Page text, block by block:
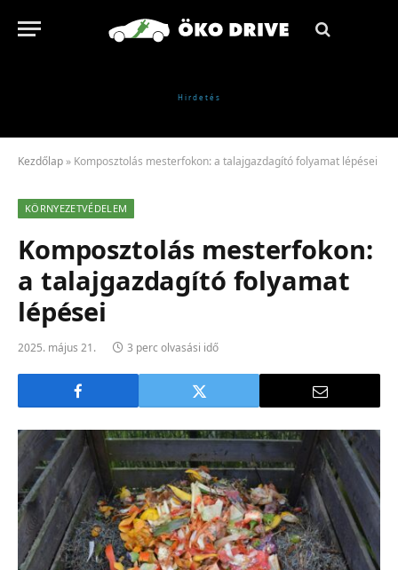
Kezdőlap » Komposztolás mesterfokon: a talajgazdagító folyamat lépései
KÖRNYEZETVÉDELEM
Komposztolás mesterfokon:
a talajgazdagító folyamat
lépései
2025. május 21. 3 perc olvasási idő